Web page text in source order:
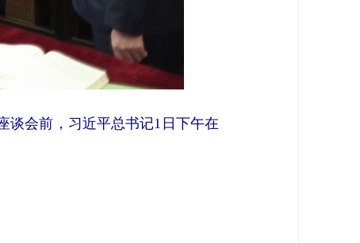
会前，习近平总书记1日下午在